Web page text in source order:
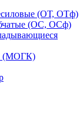
(ОТ, ОТф)
(ОС, ОСф)
(МОГК)